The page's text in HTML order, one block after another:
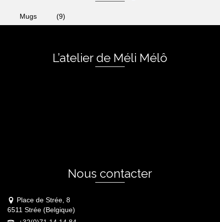
Mugs (9)
L’atelier de Méli Mélô
Nous contacter
Place de Strée, 8
6511 Strée (Belgique)